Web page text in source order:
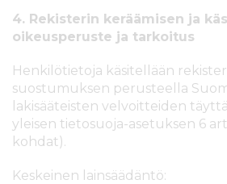
4. Rekisterin keräämisen ja
oikeusperuste ja tarkoitus
Henkilötietoja käsitellään
suostumuksen perusteella
lakisääteisten velvoitteiden
yleisen tietosuoja-asetuksen 6
kohdat).
Keskeinen lainsäädäntö: